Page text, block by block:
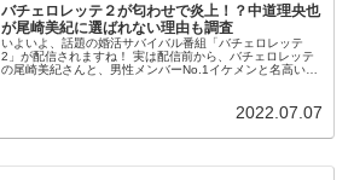
バチェロレッテ２が匂わせで炎上！？中道理央也
が尾崎美紀に選ばれない理由も調査
いよいよ、話題の婚活サバイバル番組「バチェロレッテ
2」が配信されますね！ 実は配信前から、バチェロレッテ
の尾崎美紀さんと、男性メンバーNo.1イケメンと名高い中
2022.07.07